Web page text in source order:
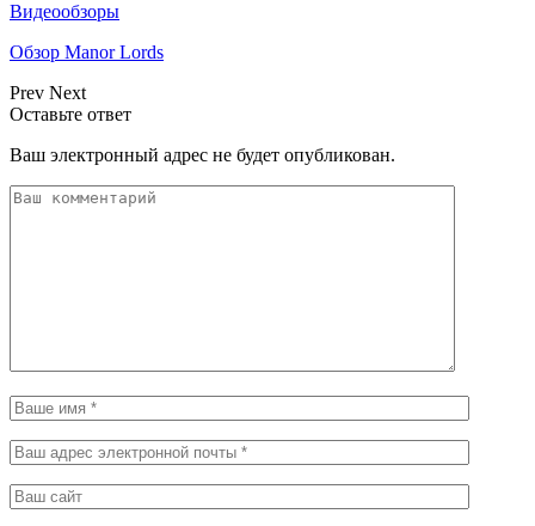
Видеообзоры
Обзор Manor Lords
Prev Next
Оставьте ответ
Ваш электронный адрес не будет опубликован.